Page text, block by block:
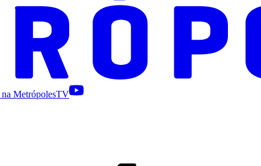
na MetrópolesTV